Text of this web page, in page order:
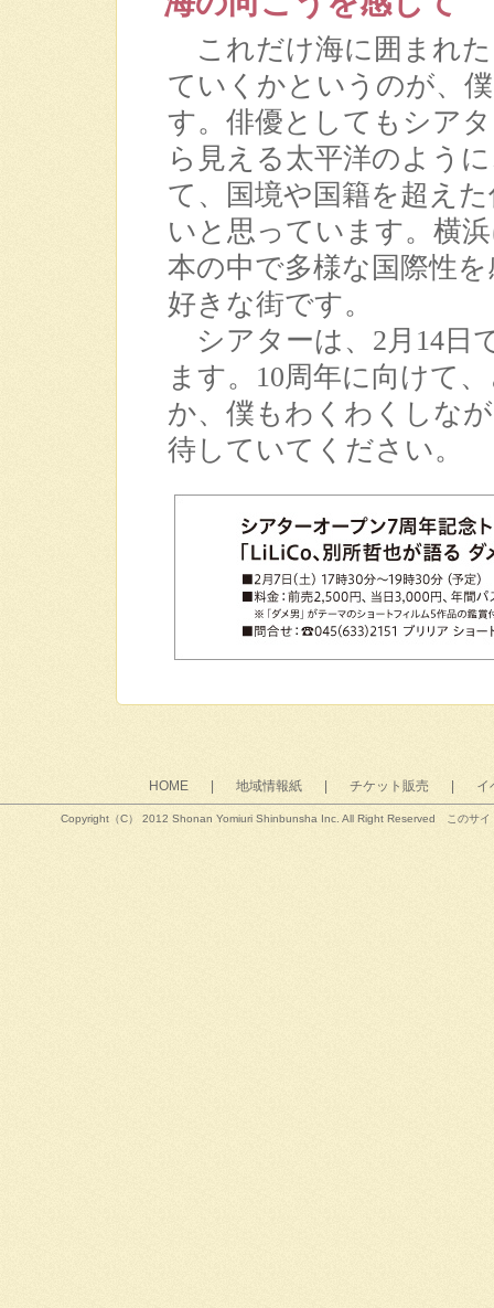
これだけ海に囲まれ
ていくかというのが、
す。俳優としてもシア
ら見える太平洋のよう
て、国境や国籍を超え
いと思っています。横
本の中で多様な国際性
好きな街です。
シアターは、2月14日
ます。10周年に向けて
か、僕もわくわくしな
待していてください。
HOME | 地域情報紙 | チケット販売 | イ
Copyright（C） 2012 Shonan Yomiuri Shinbunsha Inc. All Right Reserved このサイ